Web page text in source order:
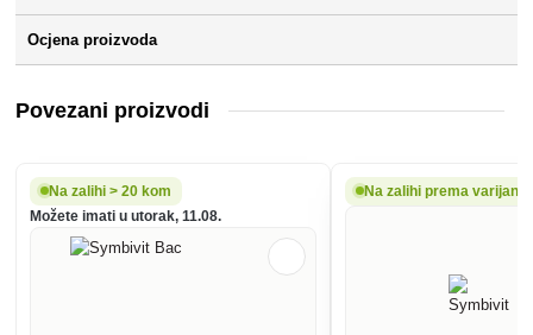
Ocjena proizvoda
Povezani proizvodi
Na zalihi > 20 kom
Možete imati u utorak, 11.08.
Na zalihi prema varijanti